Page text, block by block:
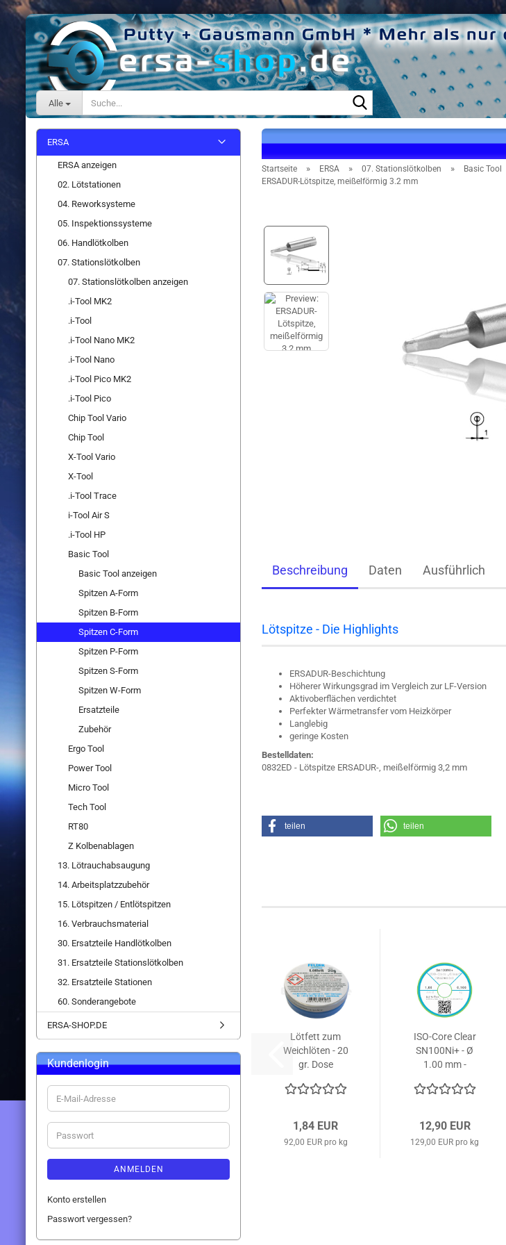
Alle
Suche...
Startseite » ERSA » 07. Stationslötkolben » Basic Tool
ERSADUR-Lötspitze, meißelförmig 3.2 mm
Beschreibung Daten Ausführlich
Lötspitze - Die Highlights
ERSADUR-Beschichtung
Höherer Wirkungsgrad im Vergleich zur LF-Version
Aktivoberflächen verdichtet
Perfekter Wärmetransfer vom Heizkörper
Langlebig
geringe Kosten
Bestelldaten:
0832ED - Lötspitze ERSADUR-, meißelförmig 3,2 mm
teilen teilen
Lötfett zum
Weichlöten - 20
gr. Dose
1,84 EUR
92,00 EUR pro kg
ISO-Core Clear
SN100Ni+ - Ø
1.00 mm -
12,90 EUR
129,00 EUR pro kg
ERSA
ERSA anzeigen
02. Lötstationen
04. Reworksysteme
05. Inspektionssysteme
06. Handlötkolben
07. Stationslötkolben
07. Stationslötkolben anzeigen
.i-Tool MK2
.i-Tool
.i-Tool Nano MK2
.i-Tool Nano
.i-Tool Pico MK2
.i-Tool Pico
Chip Tool Vario
Chip Tool
X-Tool Vario
X-Tool
.i-Tool Trace
i-Tool Air S
.i-Tool HP
Basic Tool
Basic Tool anzeigen
Spitzen A-Form
Spitzen B-Form
Spitzen C-Form
Spitzen P-Form
Spitzen S-Form
Spitzen W-Form
Ersatzteile
Zubehör
Ergo Tool
Power Tool
Micro Tool
Tech Tool
RT80
Z Kolbenablagen
13. Lötrauchabsaugung
14. Arbeitsplatzzubehör
15. Lötspitzen / Entlötspitzen
16. Verbrauchsmaterial
30. Ersatzteile Handlötkolben
31. Ersatzteile Stationslötkolben
32. Ersatzteile Stationen
60. Sonderangebote
ERSA-SHOP.DE
Kundenlogin
E-
Mail-
Adresse
Passwort
ANMELDEN
Konto erstellen
Passwort vergessen?